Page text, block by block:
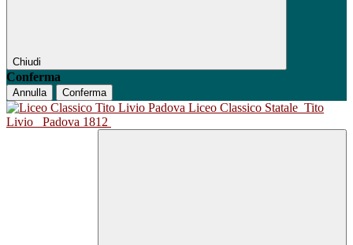
Chiudi
Conferma
Annulla Conferma
Liceo Classico Statale Tito
Livio
Padova 1812